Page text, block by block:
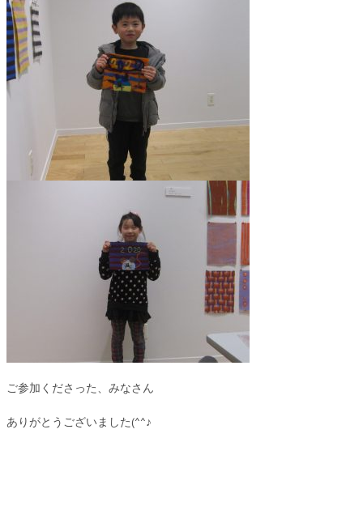
ご参加くださった、みなさん
ありがとうございました(^^♪